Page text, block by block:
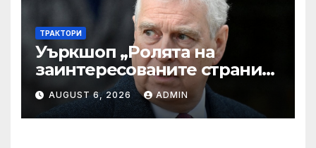
ТРАКТОРИ
Уъркшоп „Ролята на
заинтересованите страни
във външното осигуряване
на качеството“
AUGUST 6, 2026 ADMIN